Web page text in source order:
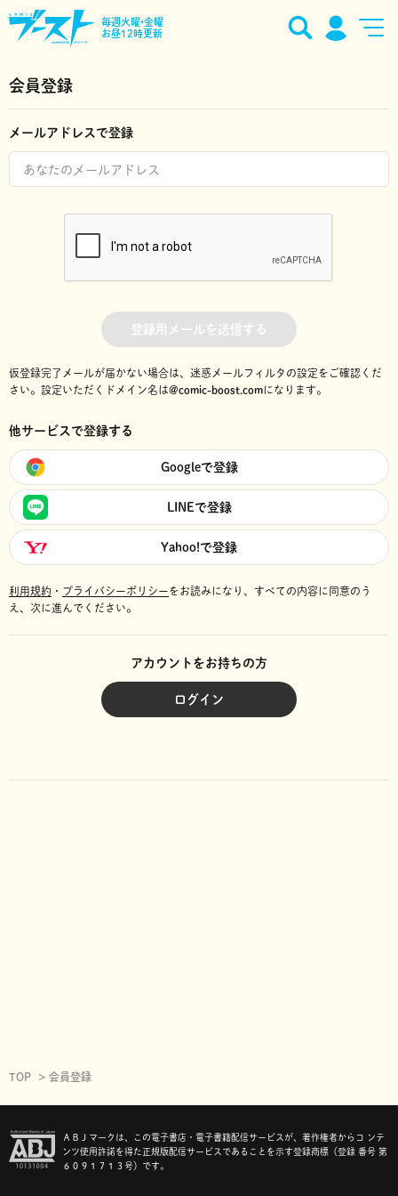
毎週火曜•金曜
お昼12時更新
会員登録
メールアドレスで登録
登録用メールを送信する
仮登録完了メールが届かない場合は、迷惑メールフィルタの設定をご確認くだ
さい。 設定いただくドメイン名は@comic-boost.comになります。
他サービスで登録する
Googleで登録
LINEで登録
Yahoo!で登録
利用規約 ・ プライバシーポリシーをお読みになり、 すべての内容に同意のう
え、次に進んでください。
アカウントをお持ちの方
ログイン
TOP 会員登録
ＡＢＪマークは、この電子書店・電子書籍配信サービスが、著作権者からコ ンテ
ンツ使用許諾を得た正規版配信サービスであることを示す登録商標（登録 番号 第
６０９１７１３号）です。